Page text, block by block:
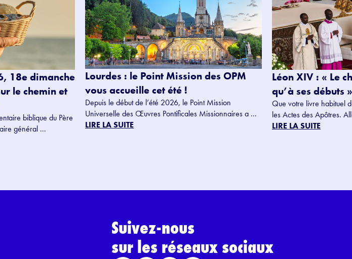
18e dimanche
le chemin et
biblique du Père
général ...
Lourdes : le Point Mission des OPM
vous accueille cet été !
Depuis le début de l’été 2026, le Point Mission
Universelle des Œuvres Pontificales Missionnaires a ...
LIRE LA SUITE
Léon XIV : « Le
qu’à ses débuts
Que votre livre habituel
les Actes des Apôtres.
LIRE LA SUITE
Suivez-nous
sur les réseaux sociaux